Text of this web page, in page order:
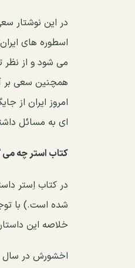
در این نوشتار
اسطوره های
می شود و از نظر
همچنین سعی بر
امروز ایران از
ای به مسائل
کتاب استر چه می
در کتاب اِستر
شده است.) با
خلاصه این
اخشورش در سال